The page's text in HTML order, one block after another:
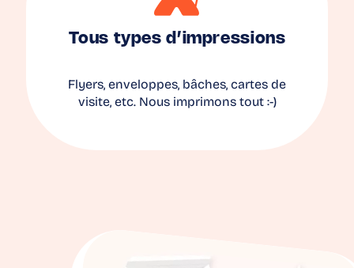
Tous types d’impressions
Flyers, enveloppes, bâches, cartes de
visite, etc. Nous imprimons tout :-)